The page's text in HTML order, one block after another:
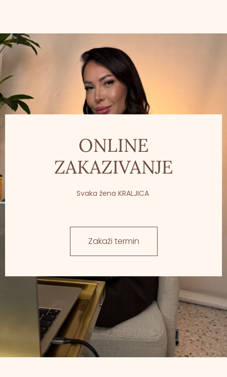
ONLINE
ZAKAZIVANJE
Svaka žena KRALJICA
Zakaži termin